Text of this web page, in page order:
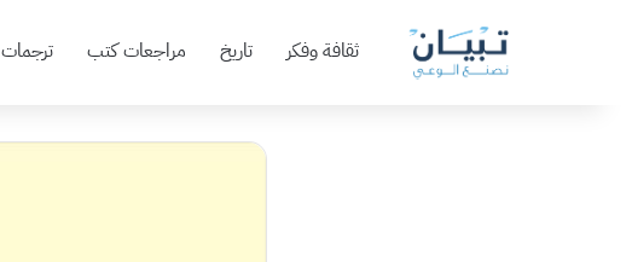
ثقافة وفكر تاريخ مراجعات كتب ترجمات